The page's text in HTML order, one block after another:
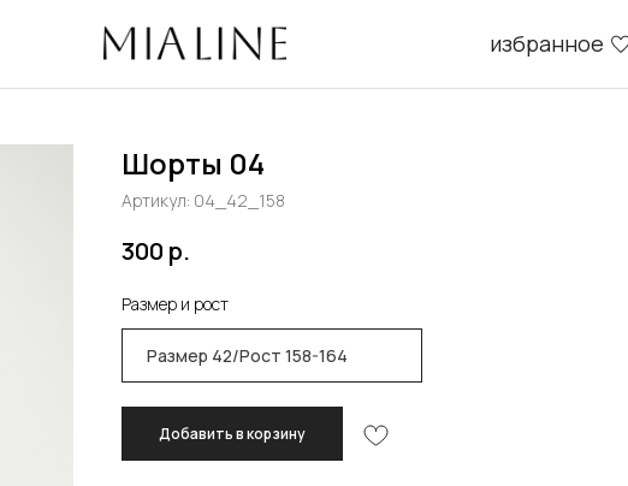
корзина
Шорты 04
Артикул: 04_42_158
300 р.
Размер и рост
Добавить в корзину